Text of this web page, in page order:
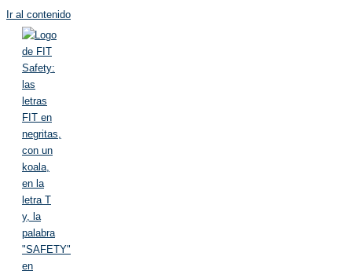
Ir al contenido